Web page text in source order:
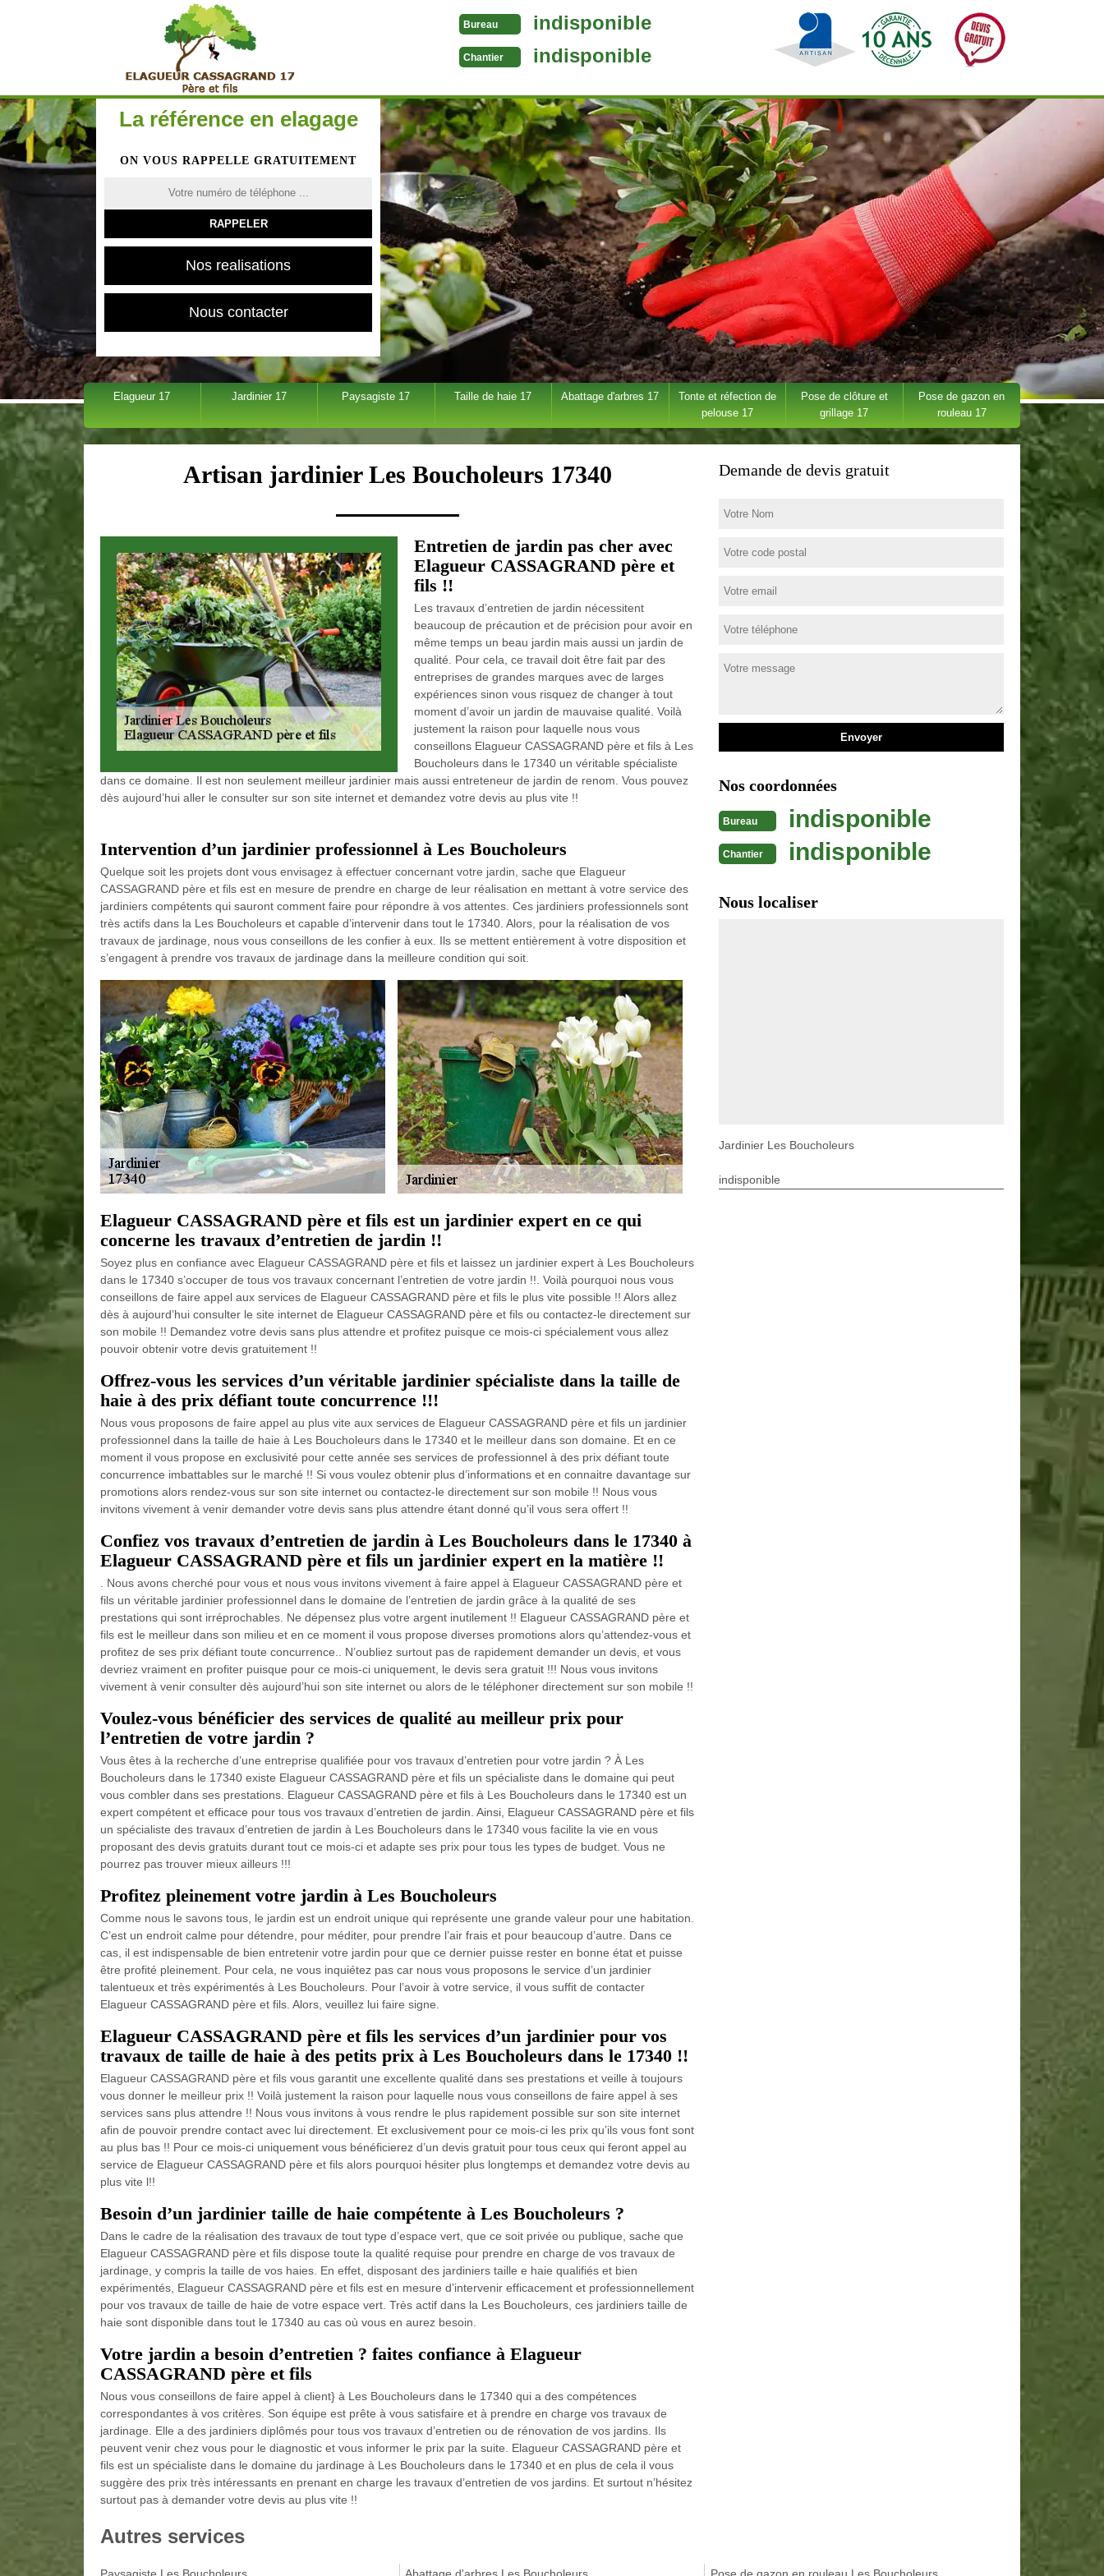
Bureau indisponible
Chantier indisponible
La référence en elagage
ON VOUS RAPPELLE GRATUITEMENT
Nos realisations
Nous contacter
Elagueur 17 Jardinier 17 Paysagiste 17 Taille de haie 17 Abattage d'arbres 17
Tonte et réfection de
pelouse 17
Pose de clôture et
grillage 17
Pose de gazon en
rouleau 17
Artisan jardinier Les Boucholeurs 17340
Entretien de jardin pas cher avec
Elagueur CASSAGRAND père et
fils !!
Les travaux d’entretien de jardin nécessitent
beaucoup de précaution et de précision pour avoir en
même temps un beau jardin mais aussi un jardin de
qualité. Pour cela, ce travail doit être fait par des
entreprises de grandes marques avec de larges
expériences sinon vous risquez de changer à tout
moment d’avoir un jardin de mauvaise qualité. Voilà
justement la raison pour laquelle nous vous
conseillons Elagueur CASSAGRAND père et fils à Les
Boucholeurs dans le 17340 un véritable spécialiste
dans ce domaine. Il est non seulement meilleur jardinier mais aussi entreteneur de jardin de renom. Vous pouvez
dès aujourd’hui aller le consulter sur son site internet et demandez votre devis au plus vite !!
Intervention d’un jardinier professionnel à Les Boucholeurs
Quelque soit les projets dont vous envisagez à effectuer concernant votre jardin, sache que Elagueur
CASSAGRAND père et fils est en mesure de prendre en charge de leur réalisation en mettant à votre service des
jardiniers compétents qui sauront comment faire pour répondre à vos attentes. Ces jardiniers professionnels sont
très actifs dans la Les Boucholeurs et capable d’intervenir dans tout le 17340. Alors, pour la réalisation de vos
travaux de jardinage, nous vous conseillons de les confier à eux. Ils se mettent entièrement à votre disposition et
s’engagent à prendre vos travaux de jardinage dans la meilleure condition qui soit.
Elagueur CASSAGRAND père et fils est un jardinier expert en ce qui
concerne les travaux d’entretien de jardin !!
Soyez plus en confiance avec Elagueur CASSAGRAND père et fils et laissez un jardinier expert à Les Boucholeurs
dans le 17340 s’occuper de tous vos travaux concernant l’entretien de votre jardin !!. Voilà pourquoi nous vous
conseillons de faire appel aux services de Elagueur CASSAGRAND père et fils le plus vite possible !! Alors allez
dès à aujourd’hui consulter le site internet de Elagueur CASSAGRAND père et fils ou contactez-le directement sur
son mobile !! Demandez votre devis sans plus attendre et profitez puisque ce mois-ci spécialement vous allez
pouvoir obtenir votre devis gratuitement !!
Offrez-vous les services d’un véritable jardinier spécialiste dans la taille de
haie à des prix défiant toute concurrence !!!
Nous vous proposons de faire appel au plus vite aux services de Elagueur CASSAGRAND père et fils un jardinier
professionnel dans la taille de haie à Les Boucholeurs dans le 17340 et le meilleur dans son domaine. Et en ce
moment il vous propose en exclusivité pour cette année ses services de professionnel à des prix défiant toute
concurrence imbattables sur le marché !! Si vous voulez obtenir plus d’informations et en connaitre davantage sur
promotions alors rendez-vous sur son site internet ou contactez-le directement sur son mobile !! Nous vous
invitons vivement à venir demander votre devis sans plus attendre étant donné qu’il vous sera offert !!
Confiez vos travaux d’entretien de jardin à Les Boucholeurs dans le 17340 à
Elagueur CASSAGRAND père et fils un jardinier expert en la matière !!
. Nous avons cherché pour vous et nous vous invitons vivement à faire appel à Elagueur CASSAGRAND père et
fils un véritable jardinier professionnel dans le domaine de l’entretien de jardin grâce à la qualité de ses
prestations qui sont irréprochables. Ne dépensez plus votre argent inutilement !! Elagueur CASSAGRAND père et
fils est le meilleur dans son milieu et en ce moment il vous propose diverses promotions alors qu’attendez-vous et
profitez de ses prix défiant toute concurrence.. N’oubliez surtout pas de rapidement demander un devis, et vous
devriez vraiment en profiter puisque pour ce mois-ci uniquement, le devis sera gratuit !!! Nous vous invitons
vivement à venir consulter dès aujourd’hui son site internet ou alors de le téléphoner directement sur son mobile !!
Voulez-vous bénéficier des services de qualité au meilleur prix pour
l’entretien de votre jardin ?
Vous êtes à la recherche d’une entreprise qualifiée pour vos travaux d’entretien pour votre jardin ? À Les
Boucholeurs dans le 17340 existe Elagueur CASSAGRAND père et fils un spécialiste dans le domaine qui peut
vous combler dans ses prestations. Elagueur CASSAGRAND père et fils à Les Boucholeurs dans le 17340 est un
expert compétent et efficace pour tous vos travaux d’entretien de jardin. Ainsi, Elagueur CASSAGRAND père et fils
un spécialiste des travaux d’entretien de jardin à Les Boucholeurs dans le 17340 vous facilite la vie en vous
proposant des devis gratuits durant tout ce mois-ci et adapte ses prix pour tous les types de budget. Vous ne
pourrez pas trouver mieux ailleurs !!!
Profitez pleinement votre jardin à Les Boucholeurs
Comme nous le savons tous, le jardin est un endroit unique qui représente une grande valeur pour une habitation.
C’est un endroit calme pour détendre, pour méditer, pour prendre l’air frais et pour beaucoup d’autre. Dans ce
cas, il est indispensable de bien entretenir votre jardin pour que ce dernier puisse rester en bonne état et puisse
être profité pleinement. Pour cela, ne vous inquiétez pas car nous vous proposons le service d’un jardinier
talentueux et très expérimentés à Les Boucholeurs. Pour l’avoir à votre service, il vous suffit de contacter
Elagueur CASSAGRAND père et fils. Alors, veuillez lui faire signe.
Elagueur CASSAGRAND père et fils les services d’un jardinier pour vos
travaux de taille de haie à des petits prix à Les Boucholeurs dans le 17340 !!
Elagueur CASSAGRAND père et fils vous garantit une excellente qualité dans ses prestations et veille à toujours
vous donner le meilleur prix !! Voilà justement la raison pour laquelle nous vous conseillons de faire appel à ses
services sans plus attendre !! Nous vous invitons à vous rendre le plus rapidement possible sur son site internet
afin de pouvoir prendre contact avec lui directement. Et exclusivement pour ce mois-ci les prix qu’ils vous font sont
au plus bas !! Pour ce mois-ci uniquement vous bénéficierez d’un devis gratuit pour tous ceux qui feront appel au
service de Elagueur CASSAGRAND père et fils alors pourquoi hésiter plus longtemps et demandez votre devis au
plus vite l!!
Besoin d’un jardinier taille de haie compétente à Les Boucholeurs ?
Dans le cadre de la réalisation des travaux de tout type d’espace vert, que ce soit privée ou publique, sache que
Elagueur CASSAGRAND père et fils dispose toute la qualité requise pour prendre en charge de vos travaux de
jardinage, y compris la taille de vos haies. En effet, disposant des jardiniers taille e haie qualifiés et bien
expérimentés, Elagueur CASSAGRAND père et fils est en mesure d’intervenir efficacement et professionnellement
pour vos travaux de taille de haie de votre espace vert. Très actif dans la Les Boucholeurs, ces jardiniers taille de
haie sont disponible dans tout le 17340 au cas où vous en aurez besoin.
Votre jardin a besoin d’entretien ? faites confiance à Elagueur
CASSAGRAND père et fils
Nous vous conseillons de faire appel à client} à Les Boucholeurs dans le 17340 qui a des compétences
correspondantes à vos critères. Son équipe est prête à vous satisfaire et à prendre en charge vos travaux de
jardinage. Elle a des jardiniers diplômés pour tous vos travaux d’entretien ou de rénovation de vos jardins. Ils
peuvent venir chez vous pour le diagnostic et vous informer le prix par la suite. Elagueur CASSAGRAND père et
fils est un spécialiste dans le domaine du jardinage à Les Boucholeurs dans le 17340 et en plus de cela il vous
suggère des prix très intéressants en prenant en charge les travaux d’entretien de vos jardins. Et surtout n’hésitez
surtout pas à demander votre devis au plus vite !!
Demande de devis gratuit
Nos coordonnées
Bureau indisponible
Chantier indisponible
Nous localiser
Jardinier Les Boucholeurs
indisponible
Autres services